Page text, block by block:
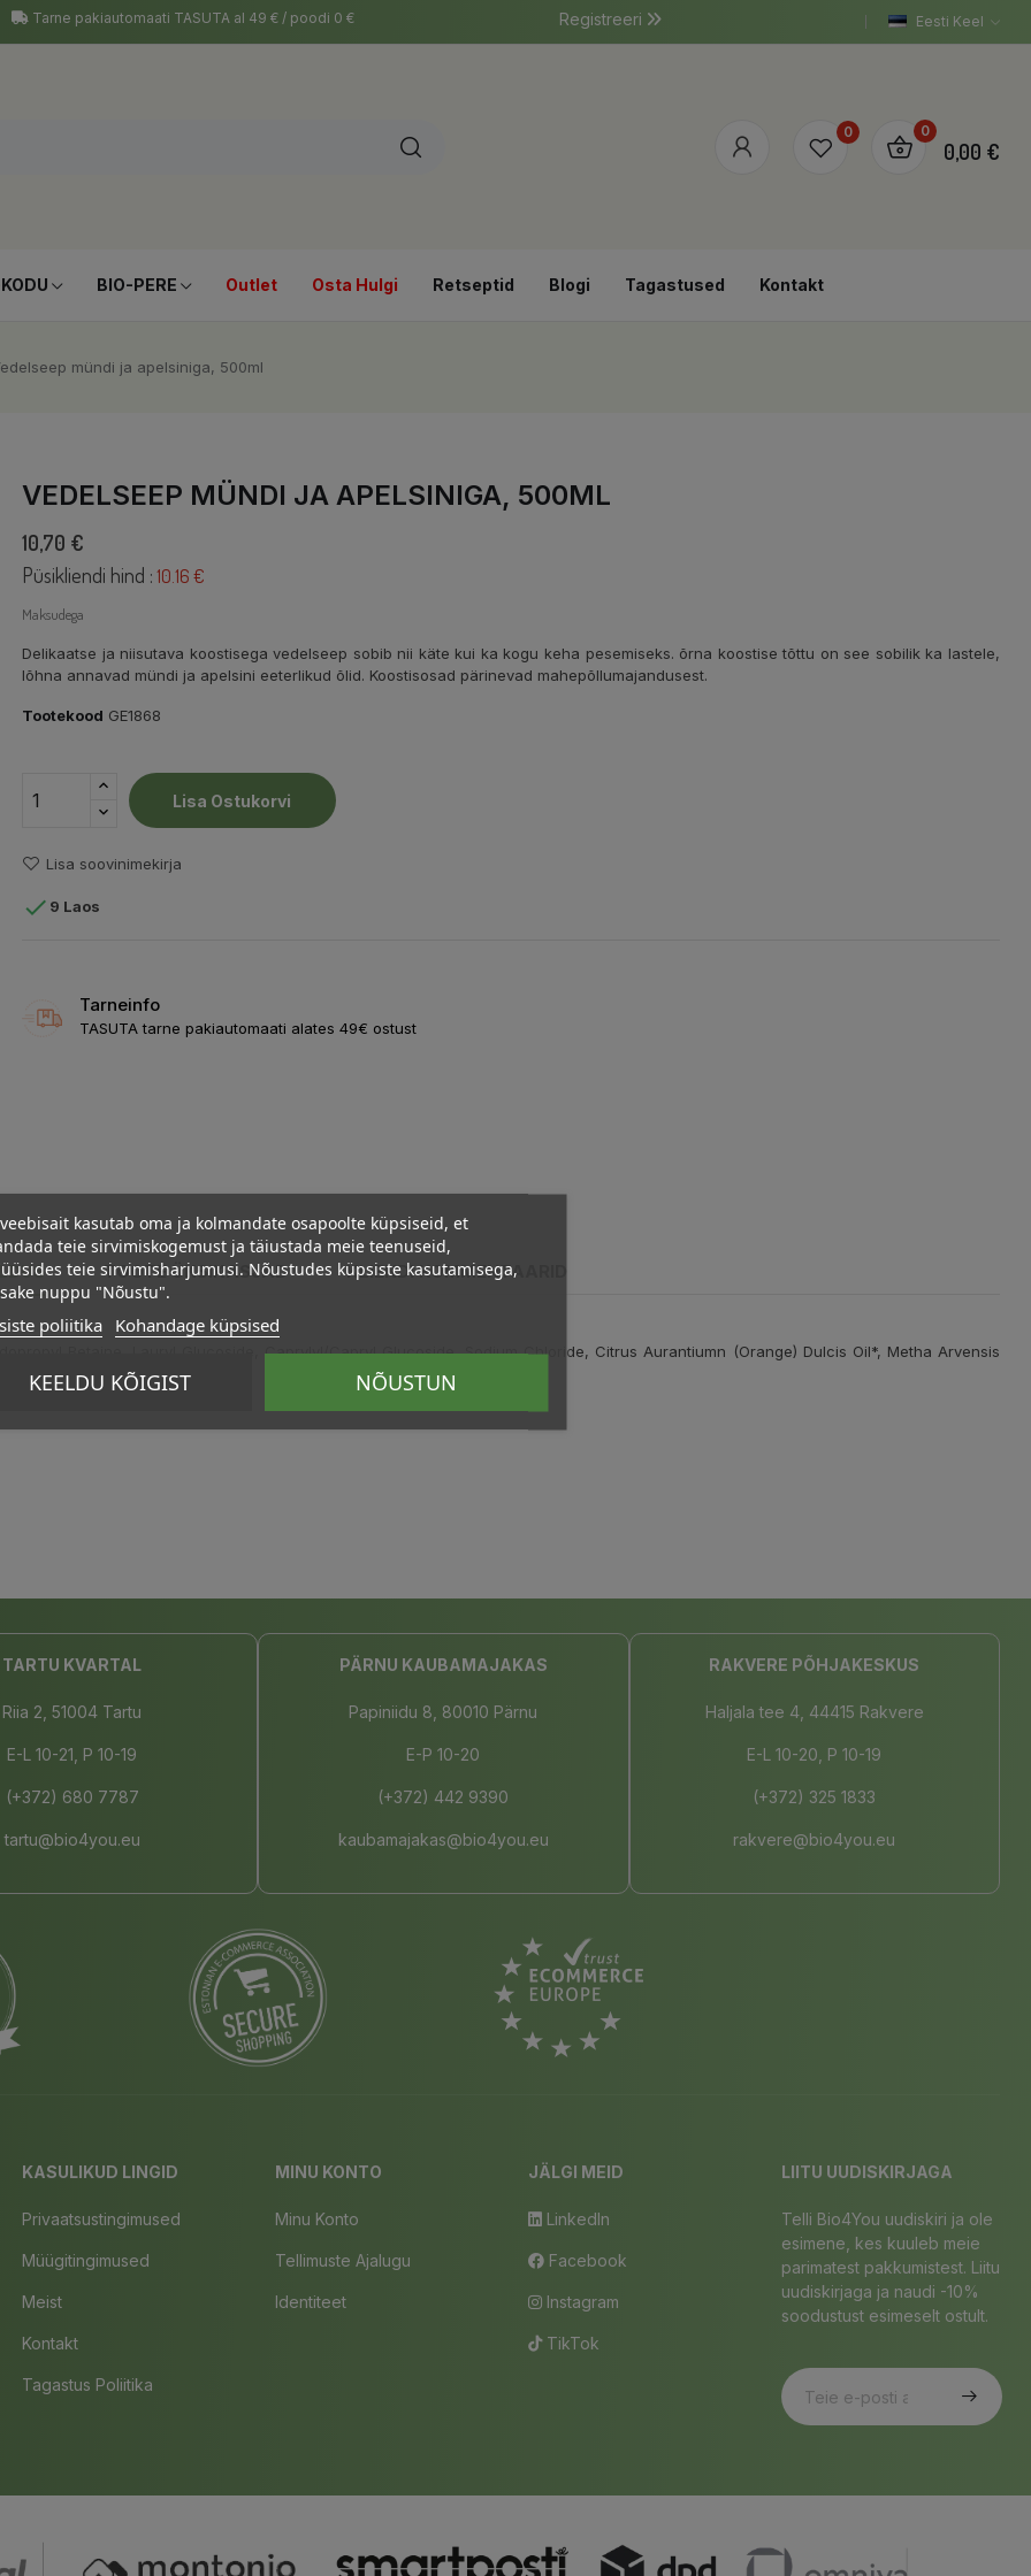
Tarne pakiautomaati TASUTA al 49 € / poodi 0 € Eesti Keel
Registreeri
0 0
0,00 €
BIO-PERE Outlet Osta Hulgi Retseptid Blogi Tagastused Kontakt
mündi ja apelsiniga, 500ml
VEDELSEEP MÜNDI JA APELSINIGA, 500ML
10,70 €
Püsikliendi hind : 10.16 €
Maksudega
Delikaatse ja niisutava koostisega vedelseep sobib nii käte kui ka kogu keha pesemiseks. õrna koostise tõttu on see sobilik ka lastele,
lõhna annavad mündi ja apelsini eeterlikud õlid. Koostisosad pärinevad mahepõllumajandusest.
Tootekood GE1868
Lisa Ostukorvi
Lisa soovinimekirja
 9 Laos
Tarneinfo
TASUTA tarne pakiautomaati alates 49€ ostust
TOOTE ÜKSIKASJAD KLIENDI KOMMENTAARID
Betaine, Lauryl Glucoside, Caprylyl/Capryl Glucoside, Sodium Chloride, Citrus Aurantiumn (Orange) Dulcis Oil*, Metha Arvensis
Limonene.
TARTU KVARTAL
Riia 2, 51004 Tartu
E-L 10-21, P 10-19
(+372) 680 7787
tartu@bio4you.eu
PÄRNU KAUBAMAJAKAS
Papiniidu 8, 80010 Pärnu
E-P 10-20
(+372) 442 9390
kaubamajakas@bio4you.eu
RAKVERE PÕHJAKESKUS
Haljala tee 4, 44415 Rakvere
E-L 10-20, P 10-19
(+372) 325 1833
rakvere@bio4you.eu
KASULIKUD LINGID
Privaatsustingimused
Müügitingimused
Meist
Kontakt
Tagastus Poliitika
MINU KONTO
Minu Konto
Tellimuste Ajalugu
Identiteet
JÄLGI MEID
LinkedIn
Facebook
Instagram
TikTok
LIITU UUDISKIRJAGA
Telli Bio4You uudiskiri ja ole
esimene, kes kuuleb meie
parimatest pakkumistest. Liitu
uudiskirjaga ja naudi -10%
soodustust esimeselt ostult.
kasutab oma ja kolmandate osapoolte küpsiseid, et
teie sirvimiskogemust ja täiustada meie teenuseid,
teie sirvimisharjumusi. Nõustudes küpsiste kasutamisega,
nuppu "Nõustu".
poliitika Kohandage küpsised
KEELDU KÕIGIST NÕUSTUN